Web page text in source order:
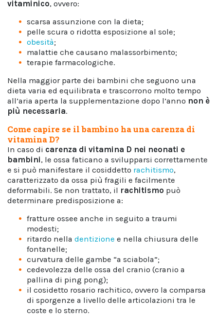
vitaminico, ovvero:
scarsa assunzione con la dieta;
pelle scura o ridotta esposizione al sole;
obesità;
malattie che causano malassorbimento;
terapie farmacologiche.
Nella maggior parte dei bambini che seguono una
dieta varia ed equilibrata e trascorrono molto tempo
all’aria aperta la supplementazione dopo l’anno non è
più necessaria.
Come capire se il bambino ha una carenza di
vitamina D?
In caso di carenza di vitamina D nei neonati e
bambini, le ossa faticano a svilupparsi correttamente
e si può manifestare il cosiddetto rachitismo,
caratterizzato da ossa più fragili e facilmente
deformabili. Se non trattato, il rachitismo può
determinare predisposizione a:
fratture ossee anche in seguito a traumi
modesti;
ritardo nella dentizione e nella chiusura delle
fontanelle;
curvatura delle gambe “a sciabola”;
cedevolezza delle ossa del cranio (cranio a
pallina di ping pong);
il cosidetto rosario rachitico, ovvero la comparsa
di sporgenze a livello delle articolazioni tra le
coste e lo sterno.